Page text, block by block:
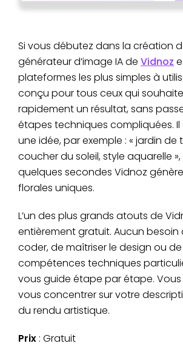
Si vous débutez dans la création
générateur d’image IA de Vidnoz
plateformes les plus simples à
conçu pour tous ceux qui
rapidement un résultat, sans
étapes techniques compliquées. Il
une idée, par exemple : « jardin de
coucher du soleil, style aquarelle
quelques secondes Vidnoz
florales uniques.
L’un des plus grands atouts de
entièrement gratuit. Aucun besoin
coder, de maîtriser le design ou
compétences techniques
vous guide étape par étape. Vous
vous concentrer sur votre
du rendu artistique.
Prix : Gratuit